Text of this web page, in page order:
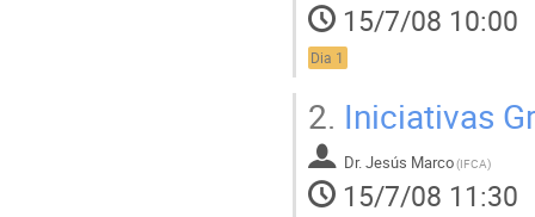
15/7/08 10:00
Dia 1
2. Iniciativas
Dr.Jesús Marco(IFCA)
15/7/08 11:30